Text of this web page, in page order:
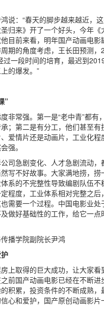
说：“春天的脚步越来越近，
归来》开了一个好头，今年《
目前来看，明年国产动画电影
期的角度考虑，王长田预测，
过一段时间的培育，最迟到
的爆发。”
”
非常强。第一是“老中青”都有
；第二是有分工，他们甚至有
爱情片还是动画片，工业化程
强。
司急剧变化、人才急剧流动，
写不好故事。大家满地捞，捞
系的不完整性导致编剧队伍不
程度，工业体系相对完整之后
需要一个过程。中国电影业处
做好基础性的工作，给它一点
播学院副院长尹鸿
上取得的巨大成功，让大家看
前国产动画电影已经在不断进
积累，投资条件的不断成熟，
心和爱护，国产原创动画影片